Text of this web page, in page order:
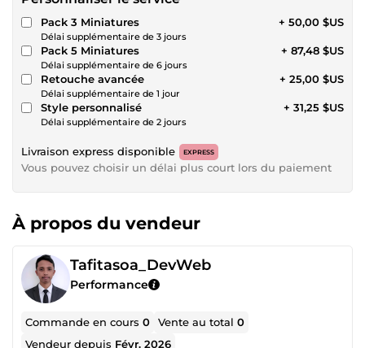
Pack 3 Miniatures
Délai supplémentaire de 3 jours
+ 50,00 $US
Pack 5 Miniatures
Délai supplémentaire de 6 jours
+ 87,48 $US
Retouche avancée
Délai supplémentaire de 1 jour
+ 25,00 $US
Style personnalisé
Délai supplémentaire de 2 jours
+ 31,25 $US
Livraison express disponible EXPRESS
Vous pouvez choisir un délai plus court lors du paiement
À propos du vendeur
Tafitasoa_DevWeb
Performance
Commande en cours0 Vente au total0
Vendeur depuis Févr. 2026